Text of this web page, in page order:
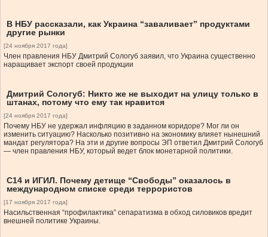
В НБУ рассказали, как Украина “заваливает” продуктами
другие рынки
[24 ноября 2017 года]
Член правления НБУ Дмитрий Сологуб заявил, что Украина существенно
наращивает экспорт своей продукции
Дмитрий Сологуб: Никто же не выходит на улицу только в
штанах, потому что ему так нравится
[24 ноября 2017 года]
Почему НБУ не удержал инфляцию в заданном коридоре? Мог ли он
изменить ситуацию? Насколько позитивно на экономику влияет нынешний
мандат регулятора? На эти и другие вопросы ЭП ответил Дмитрий Сологуб
— член правления НБУ, который ведет блок монетарной политики.
С14 и ИГИЛ. Почему детище “Свободы” оказалось в
международном списке среди террористов
[17 ноября 2017 года]
Насильственная “профилактика” сепаратизма в обход силовиков вредит
внешней политике Украины.